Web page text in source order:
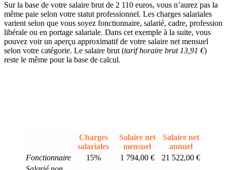
Sur la base de votre salaire brut de 2 110 euros, vous n’aurez pas la
même paie selon votre statut professionnel. Les charges salariales
varient selon que vous soyez fonctionnaire, salarié, cadre, profession
libérale ou en portage salariale. Dans cet exemple à la suite, vous
pouvez voir un aperçu approximatif de votre salaire net mensuel
selon votre catégorie. Le salaire brut (tarif horaire brut 13,91 €)
reste le même pour la base de calcul.
Charges
salariales
Salaire net
mensuel
Salaire net
annuel
Fonctionnaire
15% 1 794,00 €
21 522,00 €